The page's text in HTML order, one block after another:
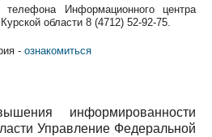
телефона Информационного центра
области 8 (4712) 52-92-75.
- ознакомиться
информированности
Управление Федеральной